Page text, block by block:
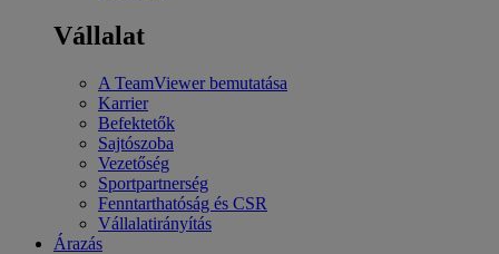
Vállalat
A TeamViewer bemutatása
Karrier
Befektetők
Sajtószoba
Vezetőség
Sportpartnerség
Fenntarthatóság és CSR
Vállalatirányítás
Árazás